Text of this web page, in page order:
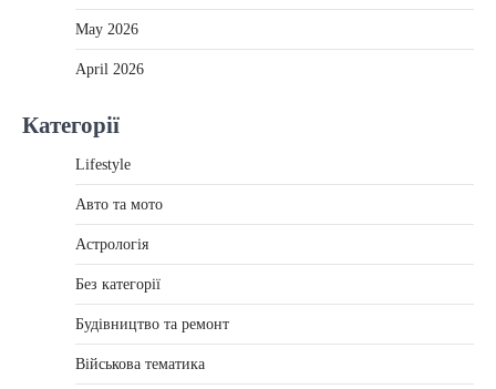
May 2026
April 2026
Категорії
Lifestyle
Авто та мото
Астрологія
Без категорії
Будівництво та ремонт
Військова тематика